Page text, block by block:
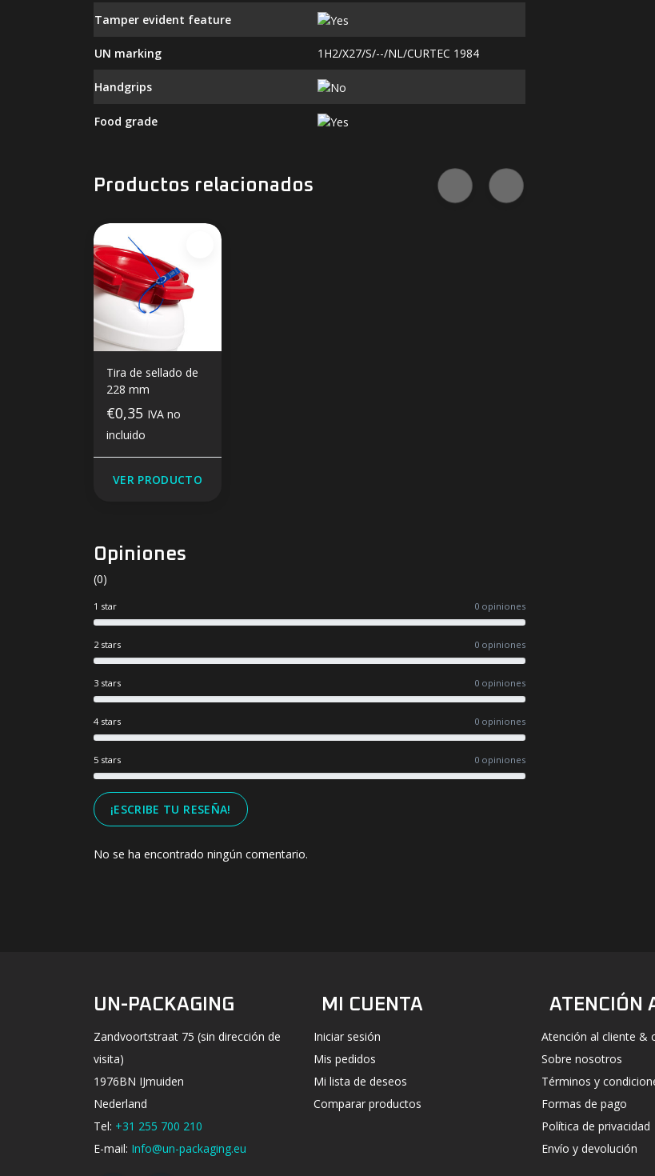
Tamper evident feature
UN marking 1H2/X27/S/--/NL/CURTEC 1984
Handgrips
Food grade
Productos relacionados
Tira de sellado de
228 mm
€0,35 IVA no
incluido
VER PRODUCTO
Opiniones
(0)
1 star 0 opiniones
2 stars 0 opiniones
3 stars 0 opiniones
4 stars 0 opiniones
5 stars 0 opiniones
¡ESCRIBE TU RESEÑA!
No se ha encontrado ningún comentario.
UN-PACKAGING
Zandvoortstraat 75 (sin dirección de
visita)
1976BN IJmuiden
Nederland
Tel: +31 255 700 210
E-mail: Info@un-packaging.eu
MI CUENTA
Iniciar sesión
Mis pedidos
Mi lista de deseos
Comparar productos
ATENCIÓN
Atención al cliente &
Sobre nosotros
Términos y
Formas de pago
Política de privacidad
Envío y devolución